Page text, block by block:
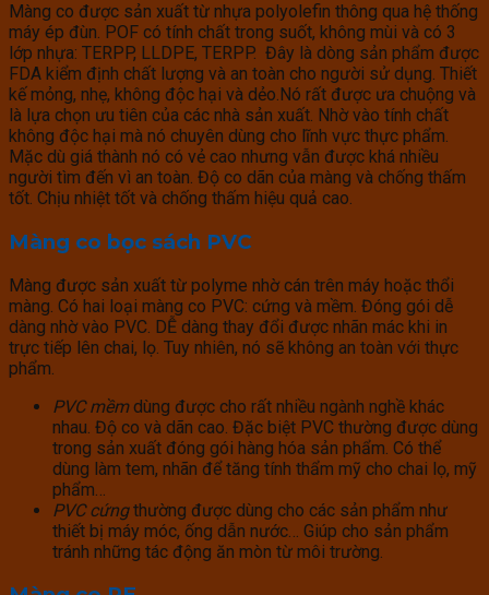
Màng co được sản xuất từ nhựa polyolefin thông qua hệ thống
máy ép đùn. POF có tính chất trong suốt, không mùi và có 3
lớp nhựa: TERPP, LLDPE, TERPP. Đây là dòng sản phẩm được
FDA kiểm định chất lượng và an toàn cho người sử dụng. Thiết
kế mỏng, nhẹ, không độc hại và dẻo.Nó rất được ưa chuộng và
là lựa chọn ưu tiên của các nhà sản xuất. Nhờ vào tính chất
không độc hại mà nó chuyên dùng cho lĩnh vực thực phẩm.
Mặc dù giá thành nó có vẻ cao nhưng vẫn được khá nhiều
người tìm đến vì an toàn. Độ co dãn của màng và chống thấm
tốt. Chịu nhiệt tốt và chống thấm hiệu quả cao.
Màng co bọc sách PVC
Màng được sản xuất từ polyme nhờ cán trên máy hoặc thổi
màng. Có hai loại màng co PVC: cứng và mềm. Đóng gói dễ
dàng nhờ vào PVC. DỄ dàng thay đổi được nhãn mác khi in
trực tiếp lên chai, lọ. Tuy nhiên, nó sẽ không an toàn với thực
phẩm.
PVC mềmdùng được cho rất nhiều ngành nghề khác
nhau. Độ co và dãn cao. Đặc biệt PVC thường được dùng
trong sản xuất đóng gói hàng hóa sản phẩm. Có thể
dùng làm tem, nhãn để tăng tính thẩm mỹ cho chai lọ, mỹ
phẩm…
PVC cứngthường được dùng cho các sản phẩm như
thiết bị máy móc, ống dẫn nước… Giúp cho sản phẩm
tránh những tác động ăn mòn từ môi trường.